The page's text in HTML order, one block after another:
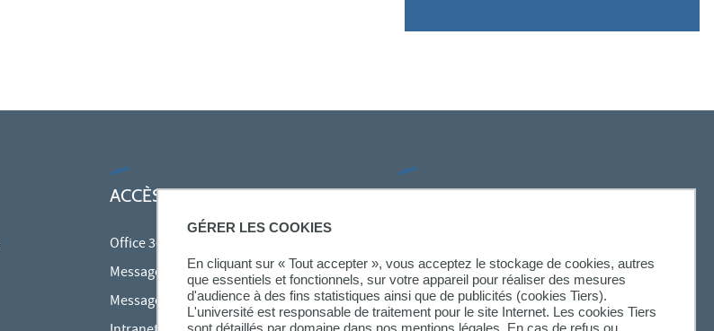
GÉRER LES COOKIES
En cliquant sur « Tout accepter », vous acceptez le stockage de cookies, autres
que essentiels et fonctionnels, sur votre appareil pour réaliser des mesures
d'audience à des fins statistiques ainsi que de publicités (cookies Tiers).
L'université est responsable de traitement pour le site Internet. Les cookies Tiers
ACCÈS RAPIDES
Office 365
Messagerie des personnels
Messagerie étudiante
SUIVEZ-NOUS